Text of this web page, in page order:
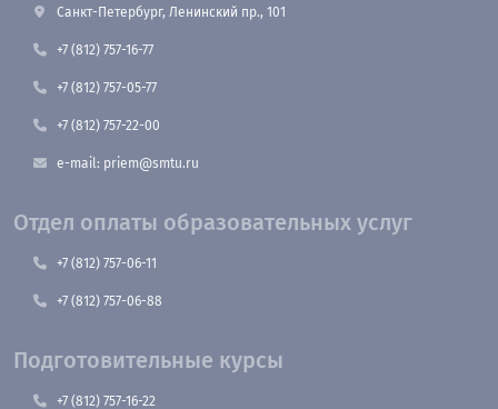
Санкт-Петербург, Ленинский пр., 101
+7 (812) 757-16-77
+7 (812) 757-05-77
+7 (812) 757-22-00
e-mail: priem@smtu.ru
Отдел оплаты образовательных услуг
+7 (812) 757-06-11
+7 (812) 757-06-88
Подготовительные курсы
+7 (812) 757-16-22